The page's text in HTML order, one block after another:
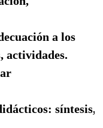
a los
actividades.
: síntesis,